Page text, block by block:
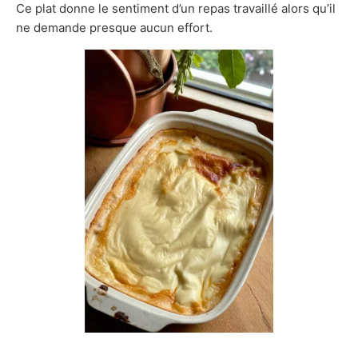
Ce plat donne le sentiment d’un repas travaillé alors qu’il
ne demande presque aucun effort.